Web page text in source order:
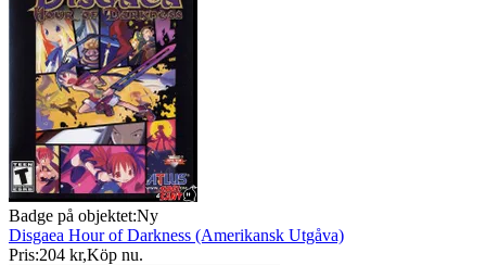
Badge på objektet:Ny
Disgaea Hour of Darkness (Amerikansk Utgåva)
Pris:204 kr,Köp nu.